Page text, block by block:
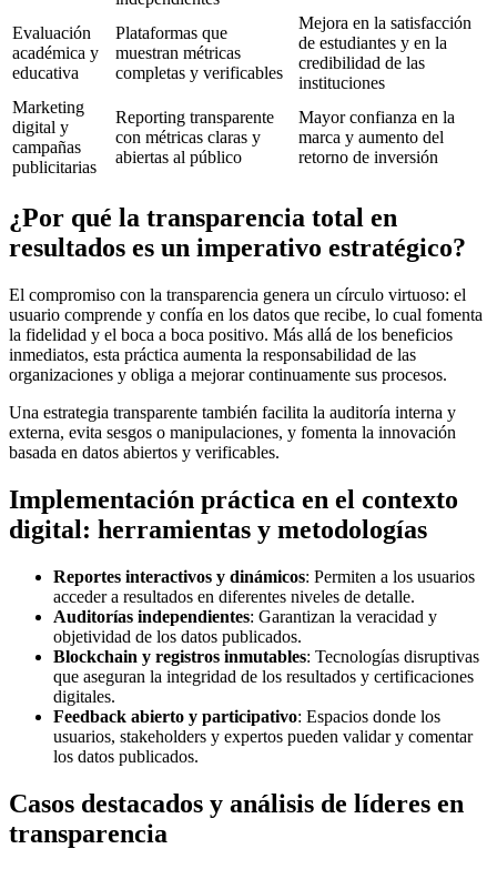
Evaluación
académica y
educativa
Plataformas que
muestran métricas
completas y verificables
Mejora en la satisfacción
de estudiantes y en la
credibilidad de las
instituciones
Marketing
digital y
campañas
publicitarias
Reporting transparente
con métricas claras y
abiertas al público
Mayor confianza en la
marca y aumento del
retorno de inversión
¿Por qué la transparencia total en
resultados es un imperativo estratégico?
El compromiso con la transparencia genera un círculo virtuoso: el
usuario comprende y confía en los datos que recibe, lo cual fomenta
la fidelidad y el boca a boca positivo. Más allá de los beneficios
inmediatos, esta práctica aumenta la responsabilidad de las
organizaciones y obliga a mejorar continuamente sus procesos.
Una estrategia transparente también facilita la auditoría interna y
externa, evita sesgos o manipulaciones, y fomenta la innovación
basada en datos abiertos y verificables.
Implementación práctica en el contexto
digital: herramientas y metodologías
Reportes interactivos y dinámicos: Permiten a los usuarios
acceder a resultados en diferentes niveles de detalle.
Auditorías independientes: Garantizan la veracidad y
objetividad de los datos publicados.
Blockchain y registros inmutables: Tecnologías disruptivas
que aseguran la integridad de los resultados y certificaciones
digitales.
Feedback abierto y participativo: Espacios donde los
usuarios, stakeholders y expertos pueden validar y comentar
los datos publicados.
Casos destacados y análisis de líderes en
transparencia